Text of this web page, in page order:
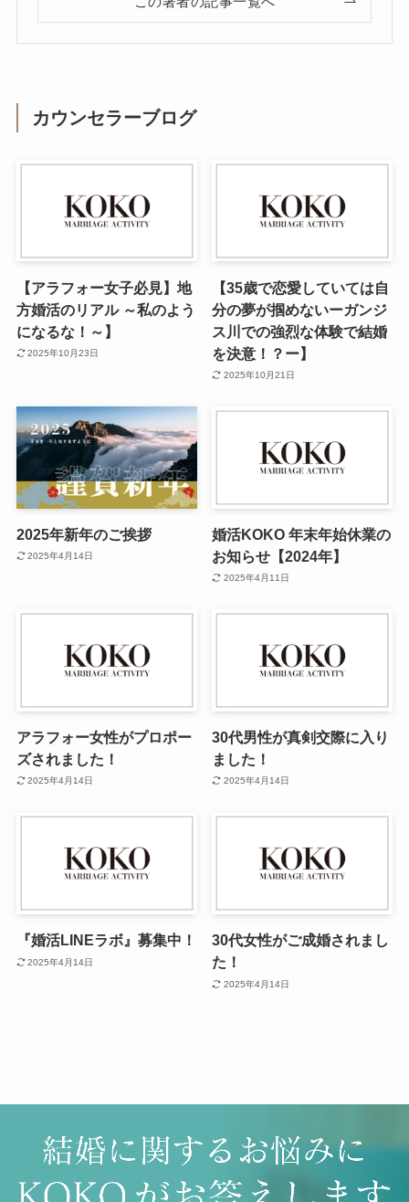
カウンセラーブログ
【アラフォー女子必見】地
方婚活のリアル ～私のよう
になるな！～】
2025年10月23日
【35歳で恋愛していては自
分の夢が掴めないーガンジ
ス川での強烈な体験で結婚
を決意！？ー】
2025年10月21日
2025年新年のご挨拶
2025年4月14日
婚活KOKO 年末年始休業の
お知らせ【2024年】
2025年4月11日
アラフォー女性がプロポー
ズされました！
2025年4月14日
30代男性が真剣交際に入り
ました！
2025年4月14日
『婚活LINEラボ』募集中！
2025年4月14日
30代女性がご成婚されまし
た！
2025年4月14日